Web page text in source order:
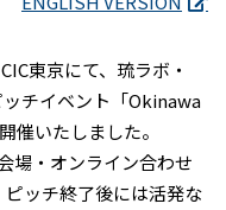
東京にて、琉ラボ・
チイベント「Okinawa
いたしました。
場・オンライン合わせ
ッチ終了後には活発な